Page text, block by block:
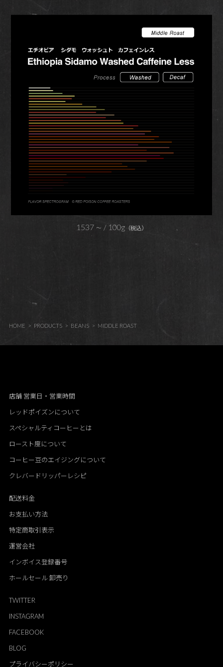
1537 ∼ / 100g （税込）
HOME PRODUCTS BEANS MIDDLE ROAST
店舗 営業日・営業時間
レッドポイズンについて
スペシャルティコーヒーとは
ロースト度について
コーヒー豆のエイジングについて
クレバードリッパーレシピ
配送料金
お支払い方法
特定商取引表示
運営会社
インボイス登録番号
ホールセール 卸売り
TWITTER
INSTAGRAM
FACEBOOK
BLOG
プライバシーポリシー